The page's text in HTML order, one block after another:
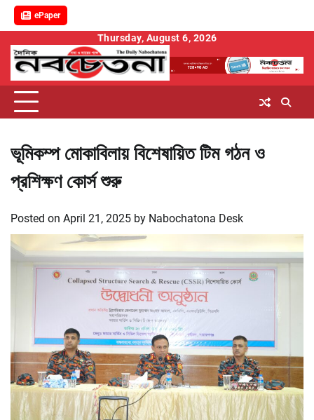
ePaper
content
Thursday, August 6, 2026
ভূমিকম্প মোকাবিলায় বিশেষায়িত টিম গঠন ও
প্রশিক্ষণ কোর্স শুরু
Posted on April 21, 2025 by Nabochatona Desk